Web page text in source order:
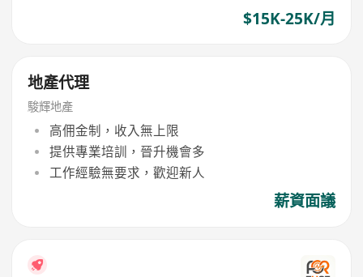
$15K-25K/月
地產代理
駿輝地產
高佣金制，收入無上限
提供專業培訓，晉升機會多
工作經驗無要求，歡迎新人
薪資面議